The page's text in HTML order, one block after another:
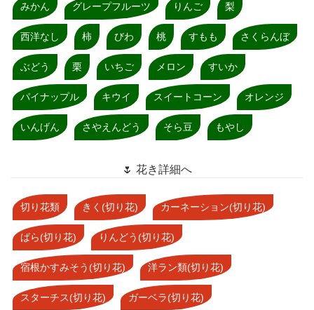
みかん グレープフルーツ りんご 梨
西洋なし 柿 びわ 桃 すもも さくらんぼ
ぶどう 栗 いちご メロン すいか
パイナップル キウイ スイートコーン オレンジ
いんげん さやえんどう そら豆 もやし
🌷 花き詳細へ
切り花類 きく(切り花) カーネーション(切り花)
ばら(切り花) りんどう(切り花)
宿根かすみそう(切り花) 洋ラン類(切り花)
スターチス(切り花) ガーベラ(切り花)